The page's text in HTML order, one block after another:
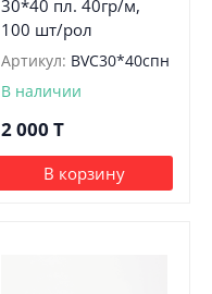
30*40 пл. 40гр/м,
100 шт/рол
Артикул: BVС30*40спн
В наличии
2 000 T
В корзину